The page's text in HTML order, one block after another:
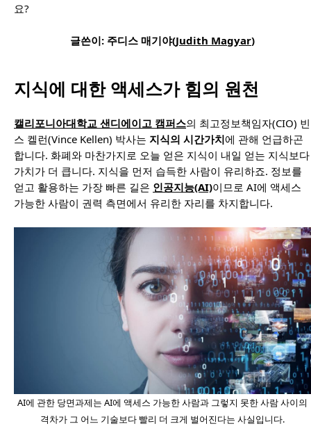
요?
글쓴이: 주디스 매기야(Judith Magyar)
지식에 대한 액세스가 힘의 원천
캘리포니아대학교 샌디에이고 캠퍼스의 최고정보책임자(CIO) 빈
스 켈런(Vince Kellen) 박사는 지식의 시간가치에 관해 언급하곤
합니다. 화폐와 마찬가지로 오늘 얻은 지식이 내일 얻는 지식보다
가치가 더 큽니다. 지식을 먼저 습득한 사람이 유리하죠. 정보를
얻고 활용하는 가장 빠른 길은 인공지능(AI)이므로 AI에 액세스
가능한 사람이 권력 측면에서 유리한 자리를 차지합니다.
AI에 관한 당면과제는 AI에 액세스 가능한 사람과 그렇지 못한 사람 사이의
격차가 그 어느 기술보다 빨리 더 크게 벌어진다는 사실입니다.